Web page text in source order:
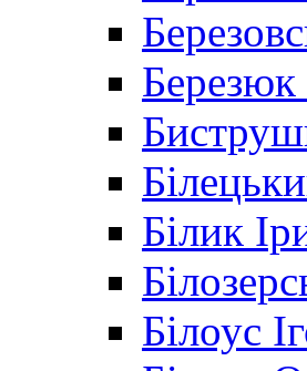
Березюк
Білик
Білоус